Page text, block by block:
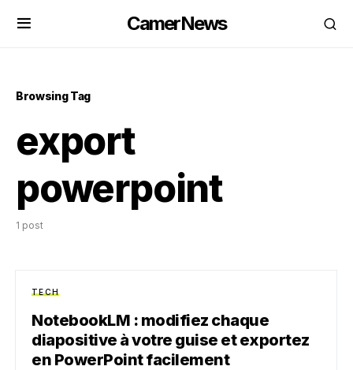
CamerNews
Browsing Tag
export
powerpoint
1 post
TECH
NotebookLM : modifiez chaque
diapositive à votre guise et exportez
en PowerPoint facilement